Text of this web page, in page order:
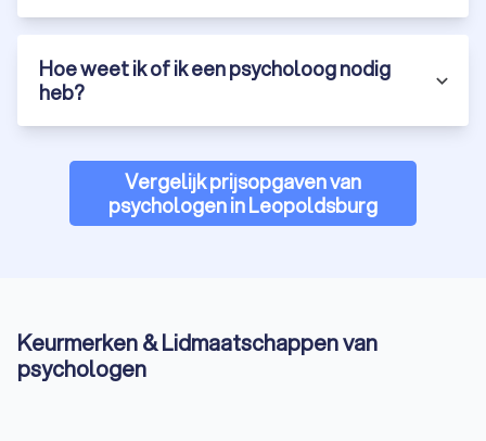
Hoe weet ik of ik een psycholoog nodig
heb?
Vergelijk prijsopgaven van
psychologen in Leopoldsburg
Keurmerken & Lidmaatschappen van
psychologen